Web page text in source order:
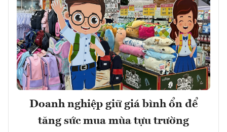
Doanh nghiệp giữ giá bình ổn để
tăng sức mua mùa tựu trường